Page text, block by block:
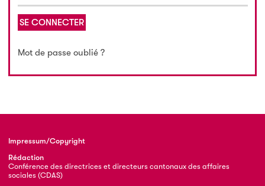
SE CONNECTER
Mot de passe oublié ?
Impressum/Copyright
Rédaction
Conférence des directrices et directeurs cantonaux des affaires
sociales (CDAS)